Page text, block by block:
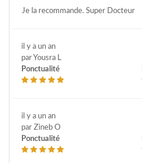
Je la recommande. Super Docteur
il y a un an
par Yousra L
Ponctualité
il y a un an
par Zineb O
Ponctualité